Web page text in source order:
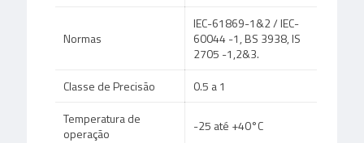
Normas
IEC-61869-1&2 / IEC-
60044 -1, BS 3938, IS
2705 -1,2&3.
Classe de Precisão
0.5 a 1
Temperatura de
operação
-25 até +40°C